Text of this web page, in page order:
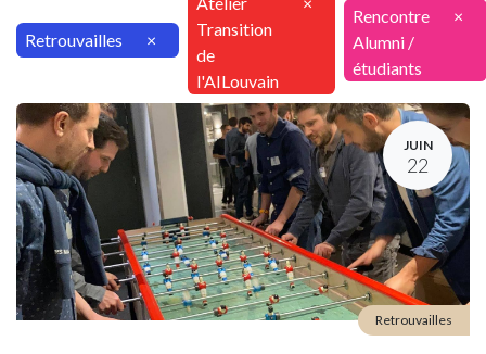
Retrouvailles ×
Transition
de
l'AILouvain
Rencontre
Alumni /
étudiants
×
JUIN
22
Retrouvailles